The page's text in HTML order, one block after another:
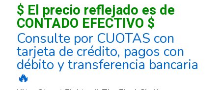
$ El precio reflejado es de
CONTADO EFECTIVO $
Consulte por CUOTAS con
tarjeta de crédito, pagos con
débito y transferencia bancaria
🔥